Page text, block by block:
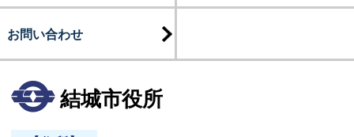
お問い合わせ
結城市役所